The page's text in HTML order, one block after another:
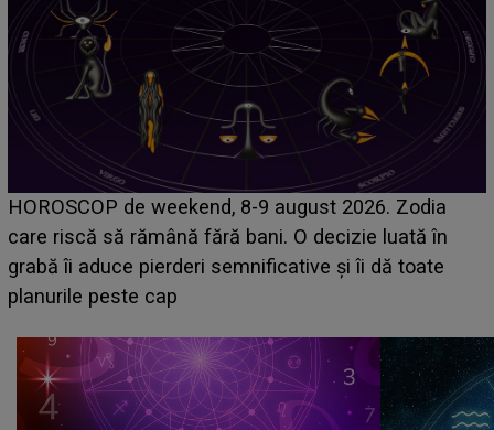
Emanuel a ținut ACEST DETALIU ASCUNS până
acum! În fața Alexandrei, concurentul din Casa Iubirii
face o MĂRTURISIRE NEAȘTEPTATĂ despre mama
sa: "I-am spus și ei în față, eu nu te iubesc pentru